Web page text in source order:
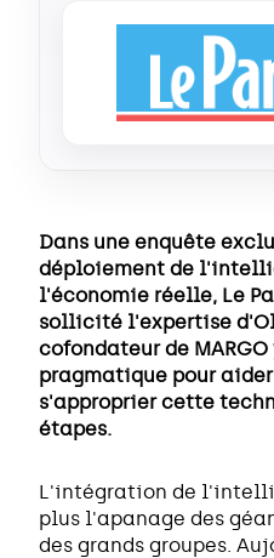
Dans une enquête
déploiement de
l'économie réelle, Le
sollicité l'expertise
cofondateur de
pragmatique pour aider
s'approprier cette
étapes.
L'intégration de
plus l'apanage des
des grands groupes.